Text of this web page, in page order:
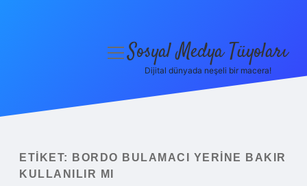
Yasal Uyarı
menüyüSosyal Medya Tüyoları
Dijital dünyada neşeli bir macera!
ETIKET:
BORDO BULAMACI YERINE BAKIR
KULLANILIR MI